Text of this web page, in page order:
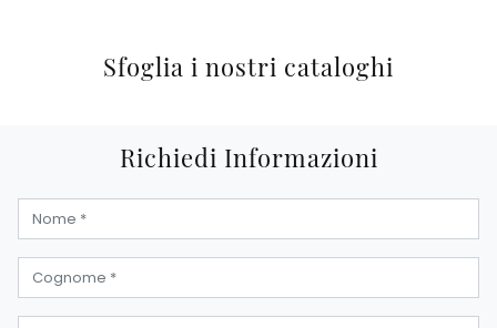
Sfoglia i nostri cataloghi
Richiedi Informazioni